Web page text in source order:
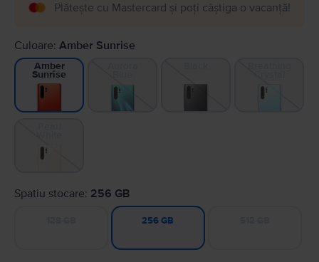
Plătește cu Mastercard și poți câștiga o vacanță!
Culoare: Amber Sunrise
Amber
Sunrise
Spatiu stocare: 256 GB
256 GB